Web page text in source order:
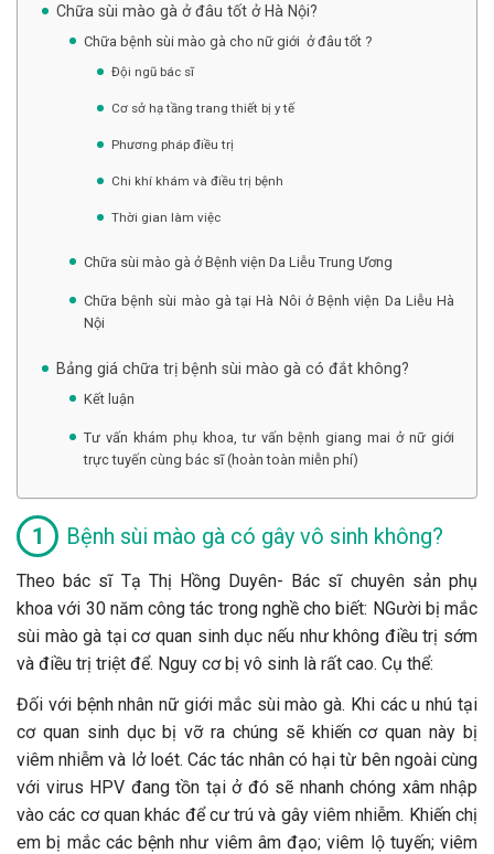
Chữa sùi mào gà ở đâu tốt ở Hà Nội?
Chữa bệnh sùi mào gà cho nữ giới ở đâu tốt ?
Đội ngũ bác sĩ
Cơ sở hạ tầng trang thiết bị y tế
Phương pháp điều trị
Chi khí khám và điều trị bệnh
Thời gian làm việc
Chữa sùi mào gà ở Bệnh viện Da Liễu Trung Ương
Chữa bệnh sùi mào gà tại Hà Nôi ở Bệnh viện Da Liễu Hà
Nội
Bảng giá chữa trị bệnh sùi mào gà có đắt không?
Kết luận
Tư vấn khám phụ khoa, tư vấn bệnh giang mai ở nữ giới
trực tuyến cùng bác sĩ (hoàn toàn miễn phí)
Bệnh sùi mào gà có gây vô sinh không?
Theo bác sĩ Tạ Thị Hồng Duyên- Bác sĩ chuyên sản phụ
khoa với 30 năm công tác trong nghề cho biết: NGười bị mắc
sùi mào gà tại cơ quan sinh dục nếu như không điều trị sớm
và điều trị triệt để. Nguy cơ bị vô sinh là rất cao. Cụ thể:
Đối với bệnh nhân nữ giới mắc sùi mào gà. Khi các u nhú tại
cơ quan sinh dục bị vỡ ra chúng sẽ khiến cơ quan này bị
viêm nhiễm và lở loét. Các tác nhân có hại từ bên ngoài cùng
với virus HPV đang tồn tại ở đó sẽ nhanh chóng xâm nhập
vào các cơ quan khác để cư trú và gây viêm nhiễm. Khiến chị
em bị mắc các bệnh như viêm âm đạo; viêm lộ tuyến; viêm